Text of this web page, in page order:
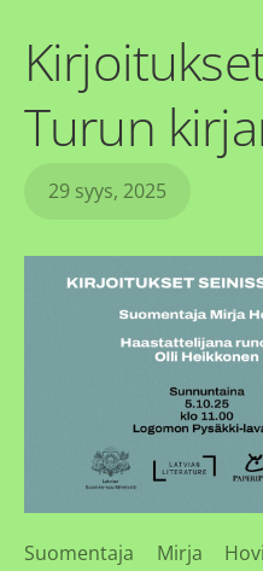
Turun
29 syys, 2025
Suomentaja Mirja